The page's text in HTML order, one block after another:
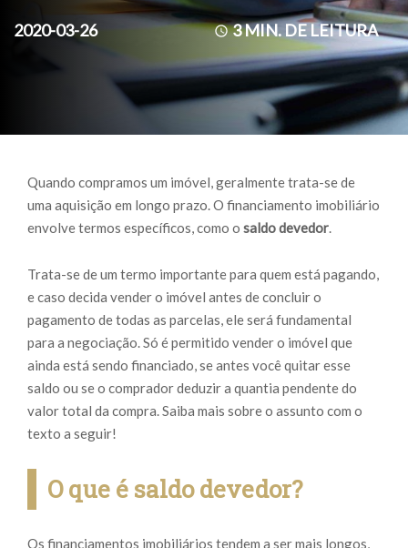
2020-03-26 3MIN. DE LEITURA
Quando compramos um imóvel, geralmente trata-se de
uma aquisição em longo prazo. O financiamento imobiliário
envolve termos específicos, como o saldo devedor.
Trata-se de um termo importante para quem está pagando,
e caso decida vender o imóvel antes de concluir o
pagamento de todas as parcelas, ele será fundamental
para a negociação. Só é permitido vender o imóvel que
ainda está sendo financiado, se antes você quitar esse
saldo ou se o comprador deduzir a quantia pendente do
valor total da compra. Saiba mais sobre o assunto com o
texto a seguir!
O que é saldo devedor?
Os financiamentos imobiliários tendem a ser mais longos,